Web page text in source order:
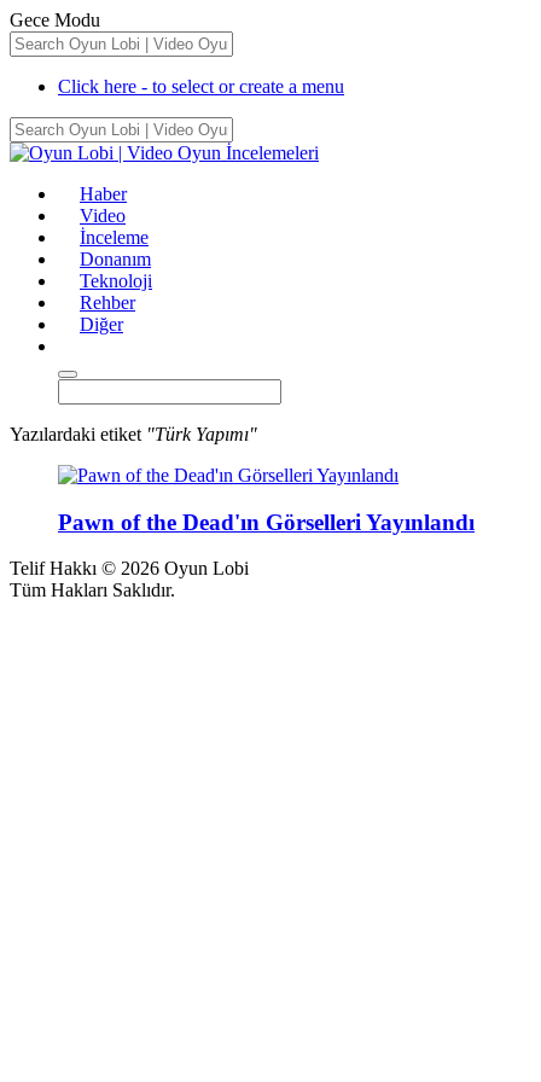
Gece Modu
Click here - to select or create a menu
Haber
Video
İnceleme
Donanım
Teknoloji
Rehber
Diğer
Yazılardaki etiket "Türk Yapımı"
Pawn of the Dead'ın Görselleri Yayınlandı
Telif Hakkı © 2026 Oyun Lobi
Tüm Hakları Saklıdır.